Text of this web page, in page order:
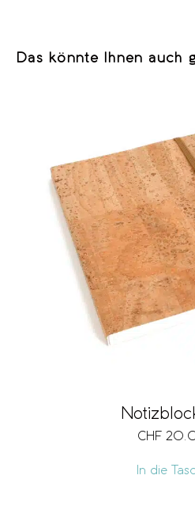
Das könnte Ihnen auch
CHF
In die